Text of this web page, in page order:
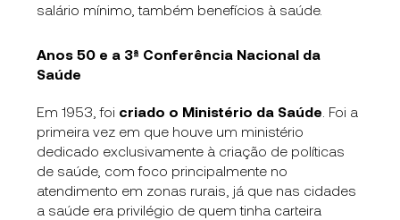
salário mínimo, também benefícios à saúde.
Anos 50 e a 3ª Conferência Nacional da
Saúde
Em 1953, foi criado o Ministério da Saúde . Foi a
primeira vez em que houve um ministério
dedicado exclusivamente à criação de políticas
de saúde, com foco principalmente no
atendimento em zonas rurais, já que nas cidades
a saúde era privilégio de quem tinha carteira